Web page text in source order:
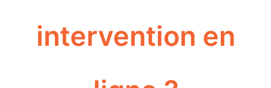
intervention en